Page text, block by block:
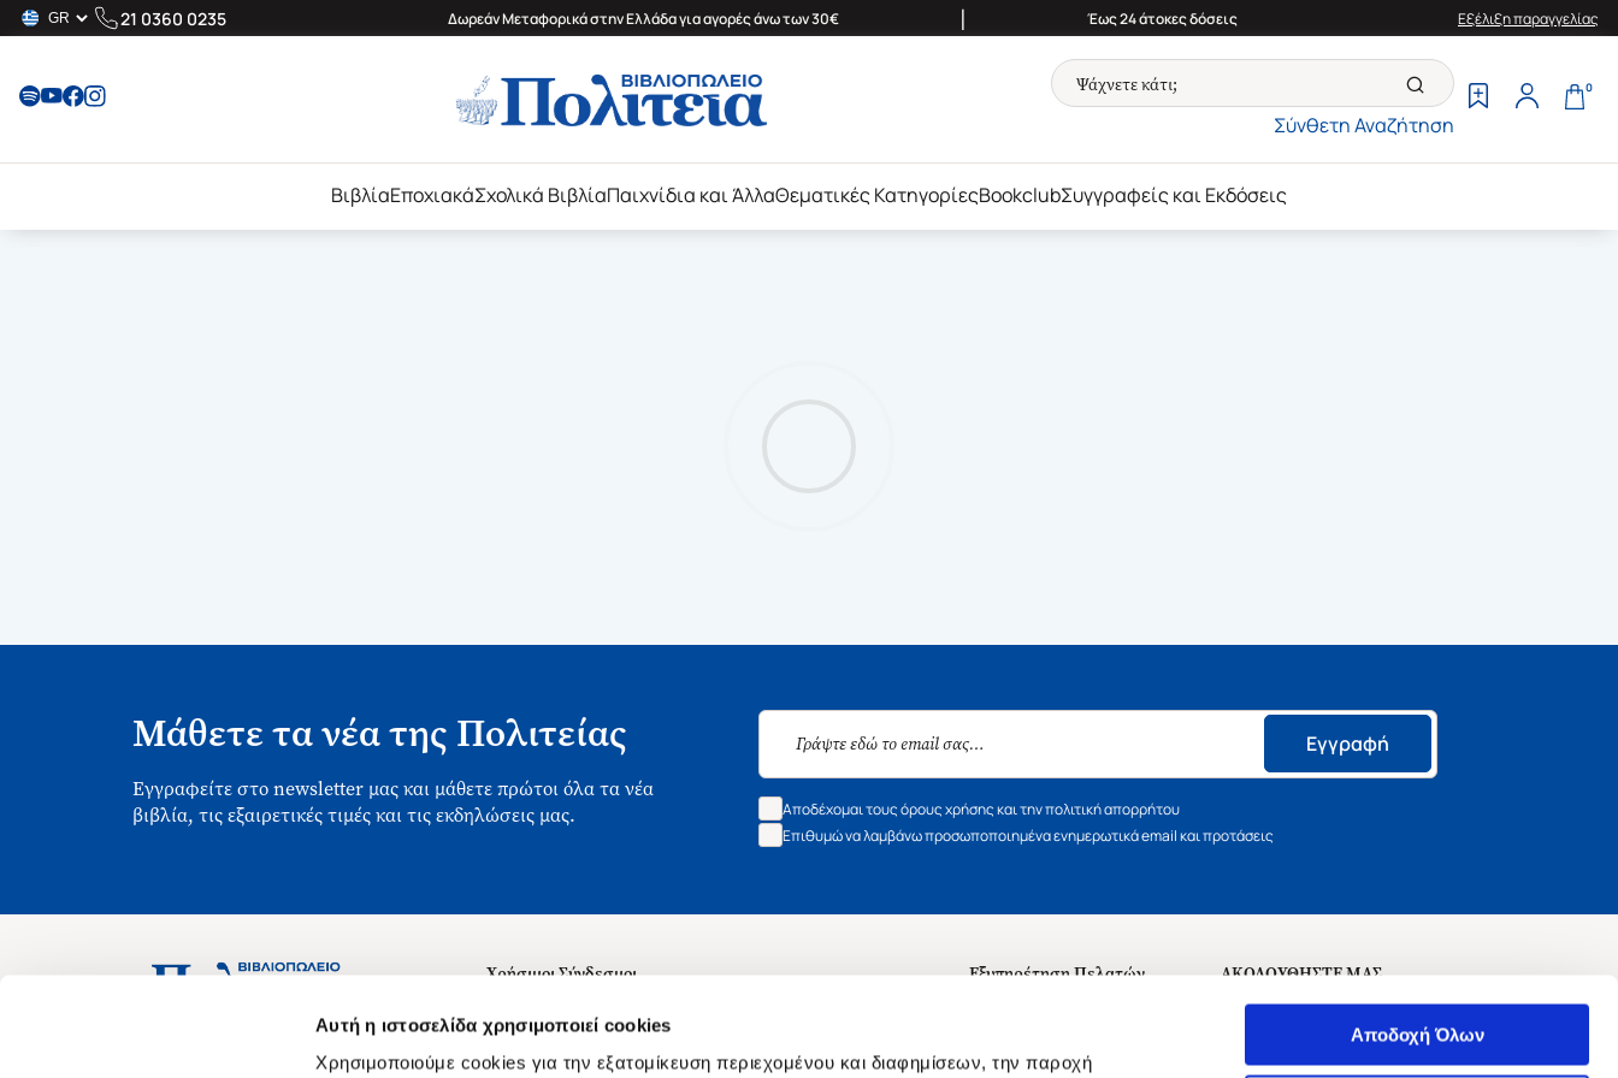
Αυτή η ιστοσελίδα χρησιμοποιεί cookies
Χρησιμοποιούμε cookies για την εξατομίκευση περιεχομένου και διαφημίσεων, την παροχή
Αποδοχή Όλων
21 0360 0235 Δωρεάν Μεταφορικά στην Ελλάδα για αγορές άνω των 30€ | Έως 24 άτοκες δόσεις Εξέλιξη παραγγελίας
Σύνθετη Αναζήτηση
0
ΒιβλίαΕποχιακάΣχολικά ΒιβλίαΠαιχνίδια και ΆλλαΘεματικές ΚατηγορίεςBookclubΣυγγραφείς και Εκδόσεις
Μάθετε τα νέα της Πολιτείας
Εγγραφείτε στο newsletter μας και μάθετε πρώτοι όλα τα νέα
βιβλία, τις εξαιρετικές τιμές και τις εκδηλώσεις μας.
Εγγραφή
Αποδέχομαι τους όρους χρήσης και την πολιτική απορρήτου
Επιθυμώ να λαμβάνω προσωποποιημένα ενημερωτικά email και προτάσεις
Ασκληπιού 1-3, Αθήνα 106 79
Χρήσιμοι Σύνδεσμοι
Σχετικά με εμάς
Θέσεις Εργασίας
Εξυπηρέτηση Πελατών
ΑΚΟΛΟΥΘΗΣΤΕ ΜΑΣ